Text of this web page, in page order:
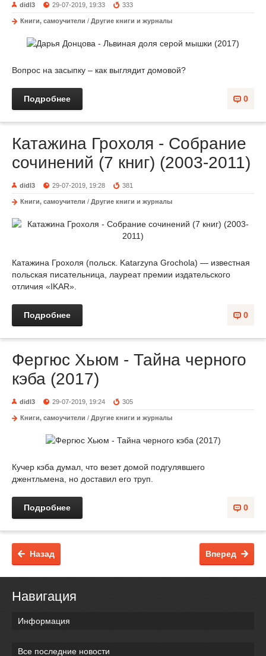
didl3 29-07-2019, 19:33 333
Книги, самоучители / Другие книги и журналы
Вопрос на засыпку – как выглядит домовой?
0
Подробнее
Катажина Грохоля - Собрание
сочинений (7 книг) (2003-2011)
didl3 29-07-2019, 19:28 381
Книги, самоучители / Другие книги и журналы
Катажина Грохоля (польск. Katarzyna Grochola) — известная
польская писательница, лауреат премии издательского
отличия «IKAR».
0
Подробнее
Фергюс Хьюм - Тайна черного
кэба (2017)
didl3 29-07-2019, 19:24 305
Книги, самоучители / Другие книги и журналы
Кучер кэба думал, что везет домой подгулявшего
джентльмена, но доставил его труп.
0
Подробнее
Вперед
Назад
Навигация
Информация
Все последние новости